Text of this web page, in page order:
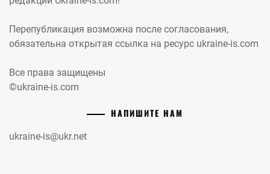
Перепубликация возможна после согласования,
обязательна открытая ссылка на ресурс ukraine-is.com
Все права защищены
©ukraine-is.com
НАПИШИТЕ НАМ
ukraine-is@ukr.net